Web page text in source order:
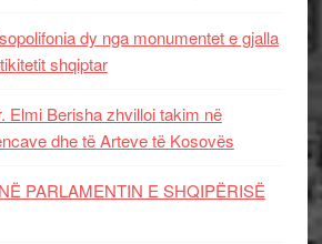
dy nga monumentet e gjalla
shqiptar
Elmi Berisha zhvilloi takim në
dhe të Arteve të Kosovës
PARLAMENTIN E SHQIPËRISË